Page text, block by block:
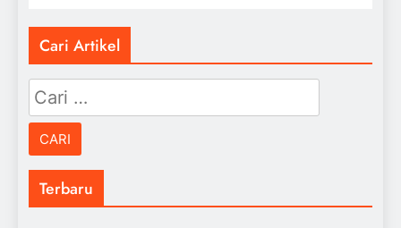
Cari Artikel
Cari
untuk:
Terbaru